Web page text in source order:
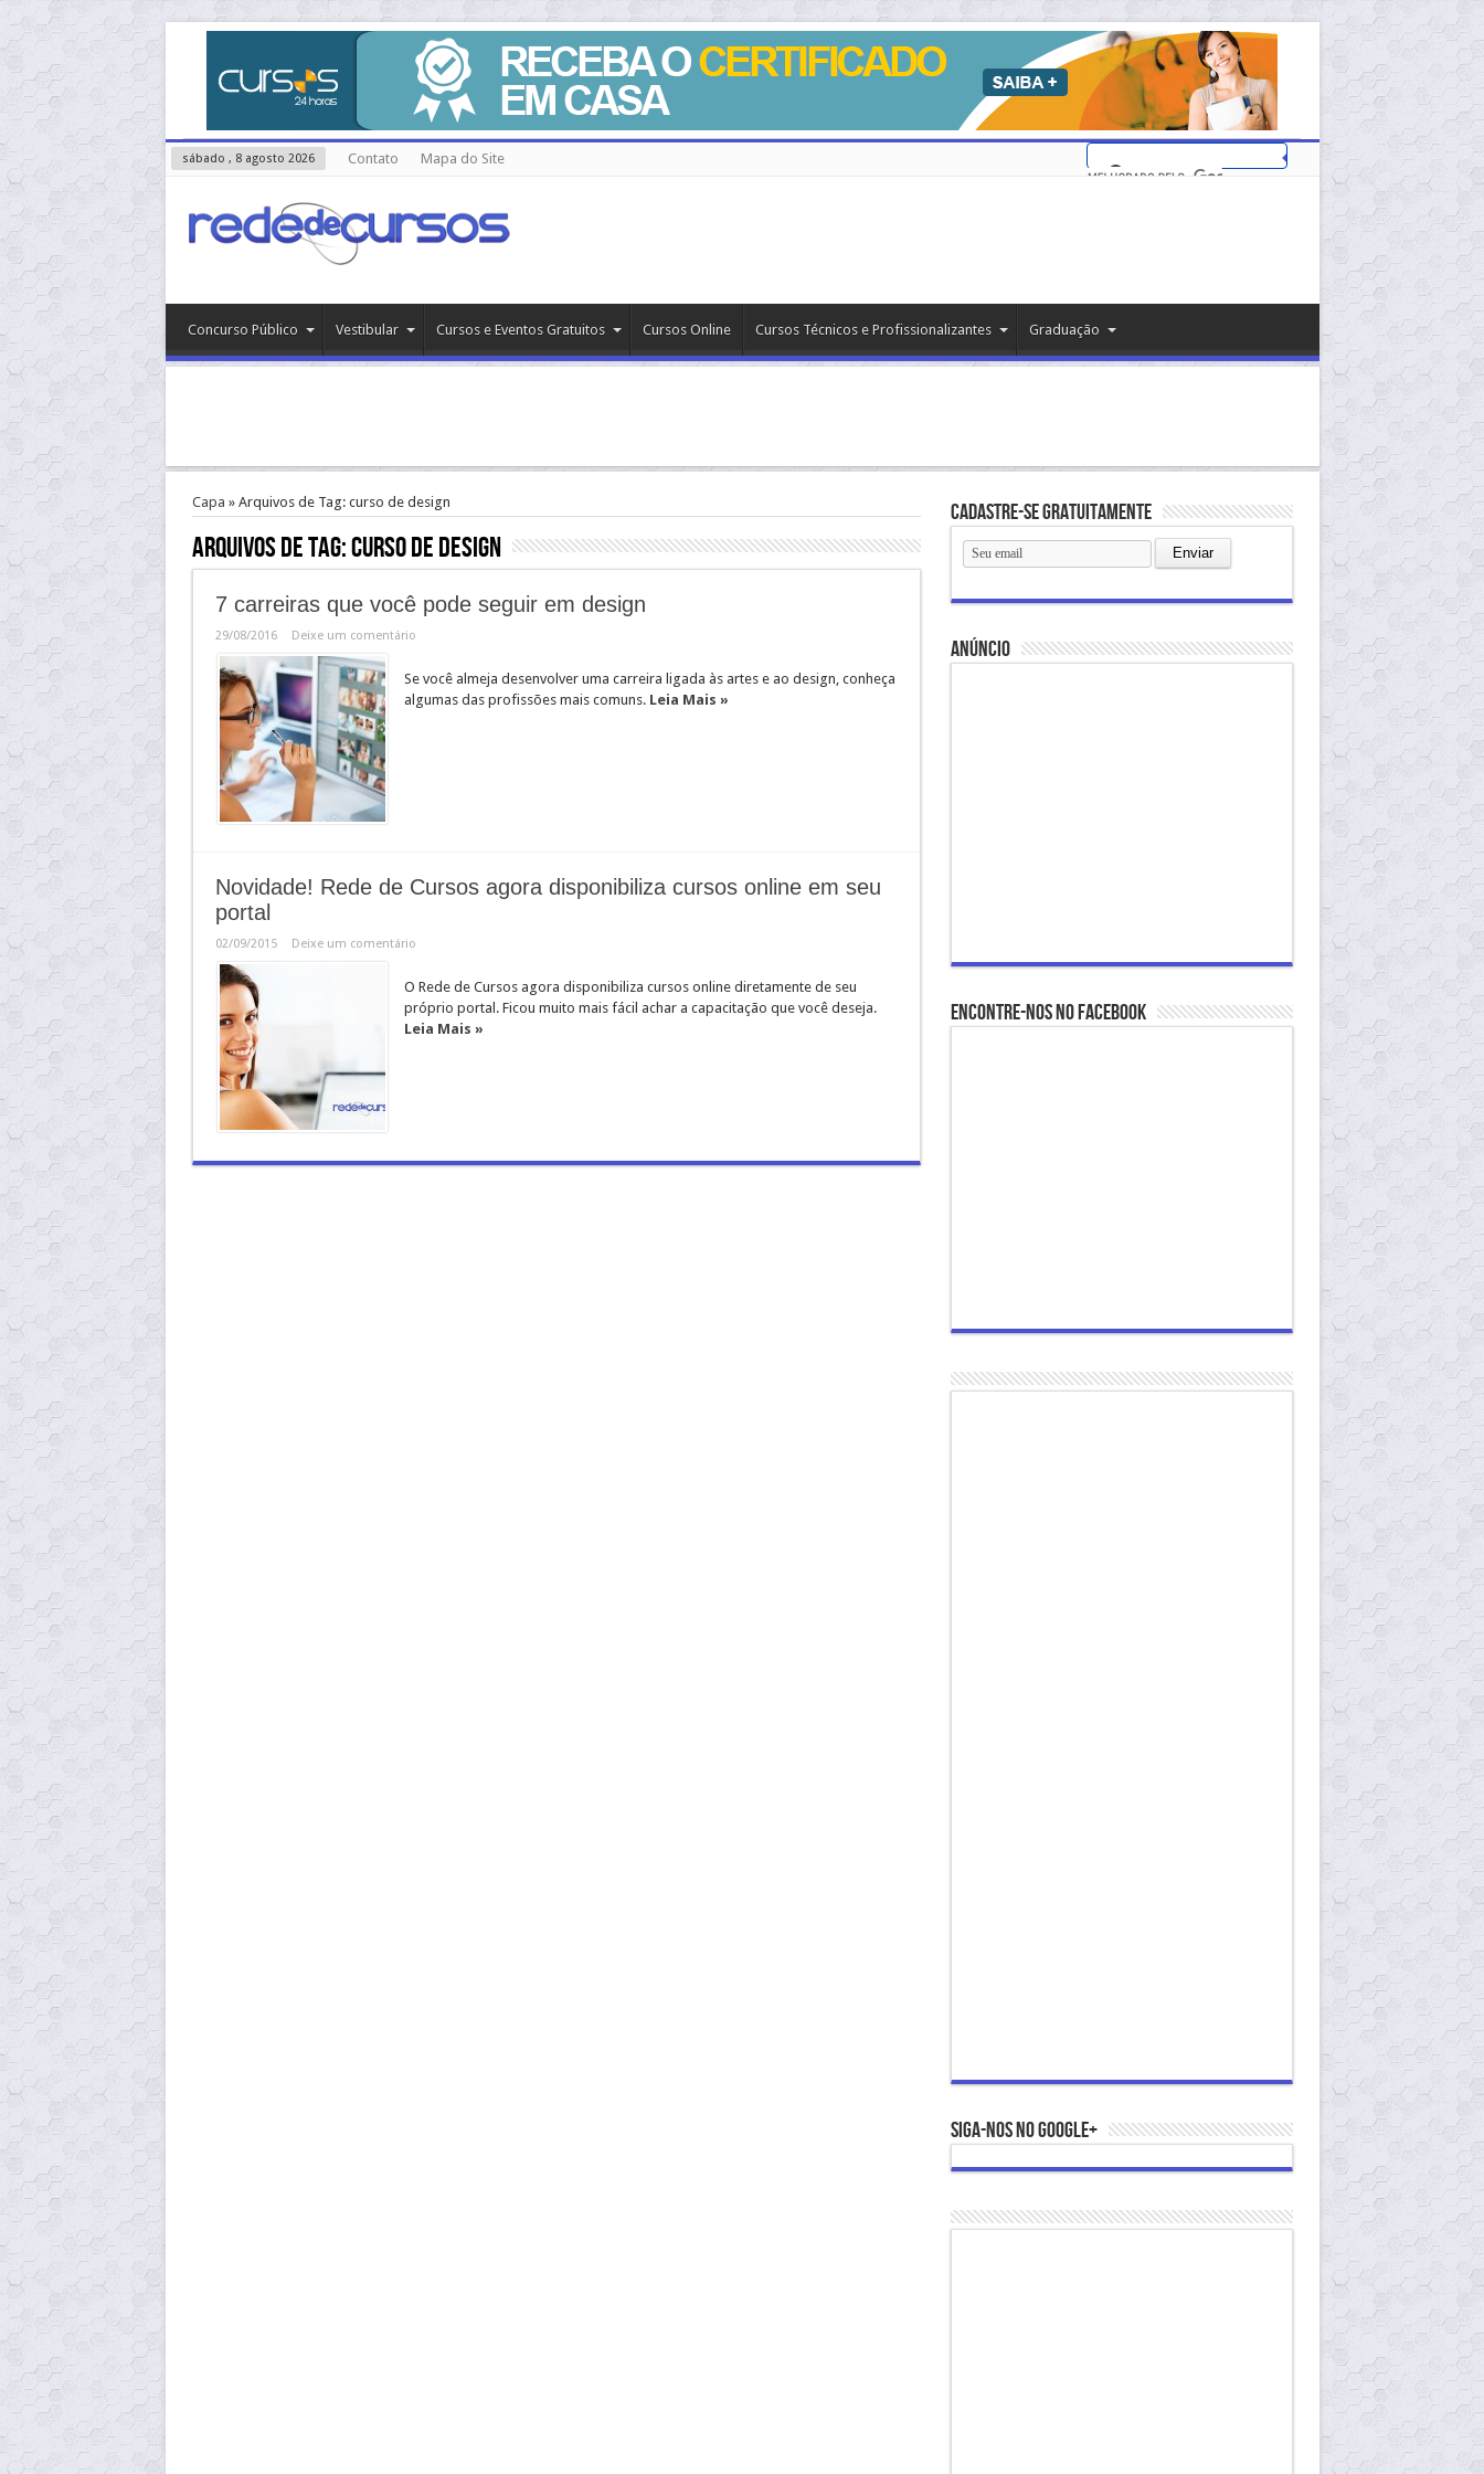
sábado , 8 agosto 2026 Contato Mapa do Site
Concurso Público Vestibular Cursos e Eventos Gratuitos Cursos Online Cursos Técnicos e Profissionalizantes Graduação
Capa » Arquivos de Tag: curso de design
Arquivos de Tag:curso de design
7 carreiras que você pode seguir em design
29/08/2016 Deixe um comentário
Se você almeja desenvolver uma carreira ligada às artes e ao design, conheça
algumas das profissões mais comuns. Leia Mais »
Novidade! Rede de Cursos agora disponibiliza cursos online em seu
portal
02/09/2015 Deixe um comentário
O Rede de Cursos agora disponibiliza cursos online diretamente de seu
próprio portal. Ficou muito mais fácil achar a capacitação que você deseja.
Leia Mais »
Cadastre-se gratuitamente
anúncio
Encontre-nos no Facebook
Siga-nos no Google+